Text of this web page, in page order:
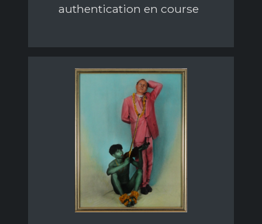
authentication en course